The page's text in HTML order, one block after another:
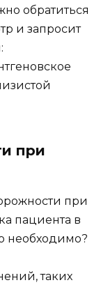
обратиться
и запросит
при
при
пациента в
необходимо?
таких